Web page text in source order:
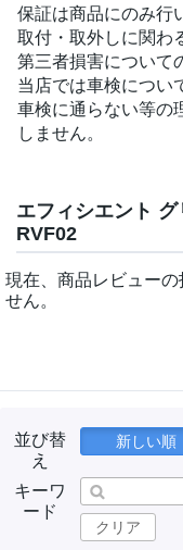
保証は商品にのみ行
取付・取外しに関わ
第三者損害について
当店では車検につい
車検に通らない等の
しません。
エフィシエント グ
RVF02
現在、商品レビューの
せん。
並び替
え
新しい順
キーワ
ード
クリア